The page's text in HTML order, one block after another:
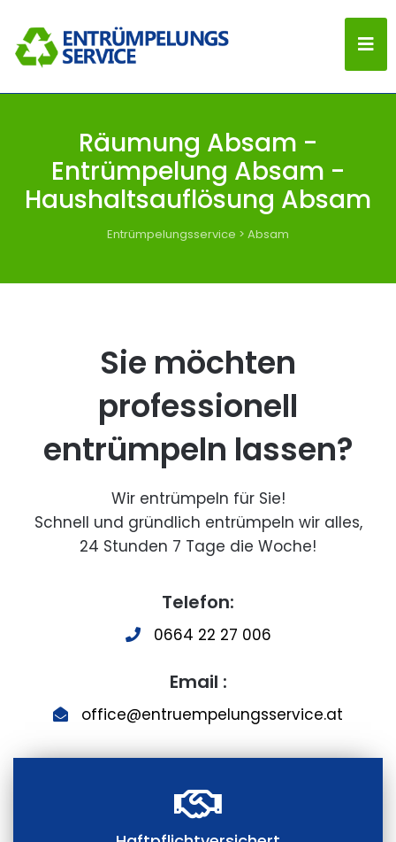
Räumung Absam -
Entrümpelung Absam -
Haushaltsauflösung Absam
Entrümpelungsservice > Absam
Sie möchten
professionell
entrümpeln lassen?
Wir entrümpeln für Sie!
Schnell und gründlich entrümpeln wir alles,
24 Stunden 7 Tage die Woche!
Telefon:
0664 22 27 006
Email :
office@entruempelungsservice.at